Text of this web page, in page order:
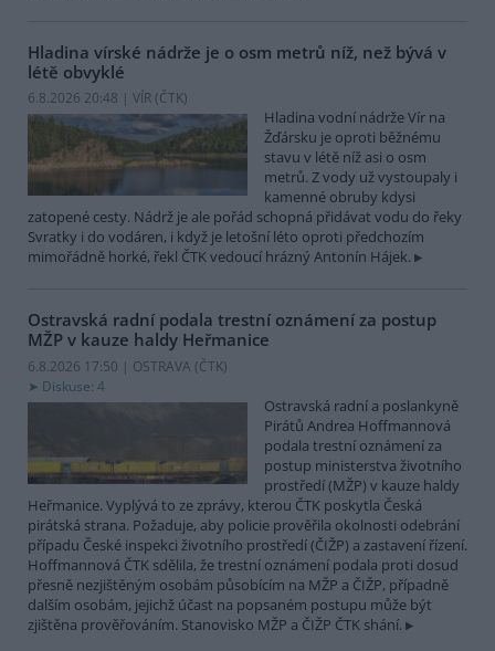
Hladina vírské nádrže je o osm metrů níž, než bývá v
létě obvyklé
6.8.2026 20:48 | VÍR (ČTK)
Hladina vodní nádrže Vír na
Žďársku je oproti běžnému
stavu v létě níž asi o osm
metrů. Z vody už vystoupaly i
kamenné obruby kdysi
zatopené cesty. Nádrž je ale pořád schopná přidávat vodu do řeky
Svratky i do vodáren, i když je letošní léto oproti předchozím
mimořádně horké, řekl ČTK vedoucí hrázný Antonín Hájek.
Ostravská radní podala trestní oznámení za postup
MŽP v kauze haldy Heřmanice
6.8.2026 17:50 | OSTRAVA (ČTK)
Diskuse: 4
Ostravská radní a poslankyně
Pirátů Andrea Hoffmannová
podala trestní oznámení za
postup ministerstva životního
prostředí (MŽP) v kauze haldy
Heřmanice. Vyplývá to ze zprávy, kterou ČTK poskytla Česká
pirátská strana. Požaduje, aby policie prověřila okolnosti odebrání
případu České inspekci životního prostředí (ČIŽP) a zastavení řízení.
Hoffmannová ČTK sdělila, že trestní oznámení podala proti dosud
přesně nezjištěným osobám působícím na MŽP a ČIŽP, případně
dalším osobám, jejichž účast na popsaném postupu může být
zjištěna prověřováním. Stanovisko MŽP a ČIŽP ČTK shání.